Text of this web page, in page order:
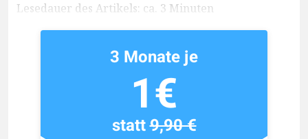
Lesedauer des Artikels: ca. 3 Minuten
3 Monate je
1€
statt9,90 €